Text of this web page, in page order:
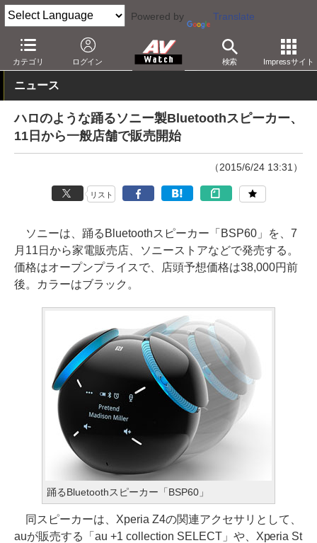
Powered by Translate
カテゴリ ログイン 検索 Impressサイト
AV Watch 製品 Bluetoothスピーカー
ニュース
ハロのような踊るソニー製Bluetoothスピーカー、
11日から一般店舗で販売開始
（2015/6/24 13:31）
リスト
ソニーは、踊るBluetoothスピーカー「BSP60」を、7
月11日から家電販売店、ソニーストアなどで発売する。
価格はオープンプライスで、店頭予想価格は38,000円前
後。カラーはブラック。
踊るBluetoothスピーカー「BSP60」
同スピーカーは、Xperia Z4の関連アクセサリとして、
auが販売する「au +1 collection SELECT」や、Xperia St